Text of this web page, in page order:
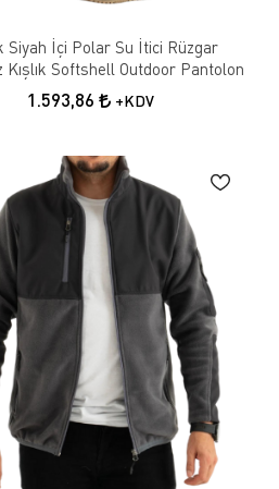
Siyah İçi Polar Su İtici Rüzgar
Kışlık Softshell Outdoor Pantolon
1.593,86 +KDV